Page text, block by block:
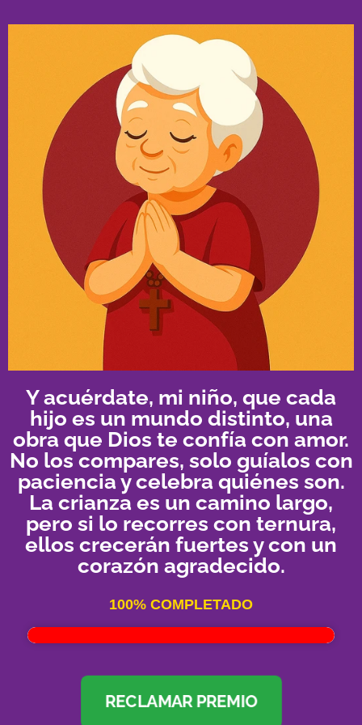
Y acuérdate, mi niño, que cada
hijo es un mundo distinto, una
obra que Dios te confía con amor.
No los compares, solo guíalos con
paciencia y celebra quiénes son.
La crianza es un camino largo,
pero si lo recorres con ternura,
ellos crecerán fuertes y con un
corazón agradecido.
100% COMPLETADO
RECLAMAR PREMIO